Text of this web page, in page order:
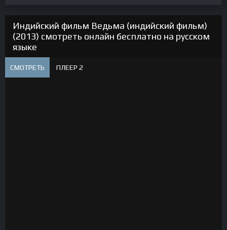
Индийский фильм Ведьма (индийский фильм)
(2013) смотреть онлайн бесплатно на русском
языке
СМОТРЕТЬ ПЛЕЕР 2